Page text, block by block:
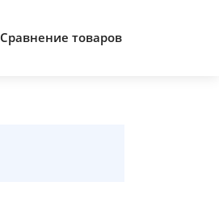
Сравнение товаров